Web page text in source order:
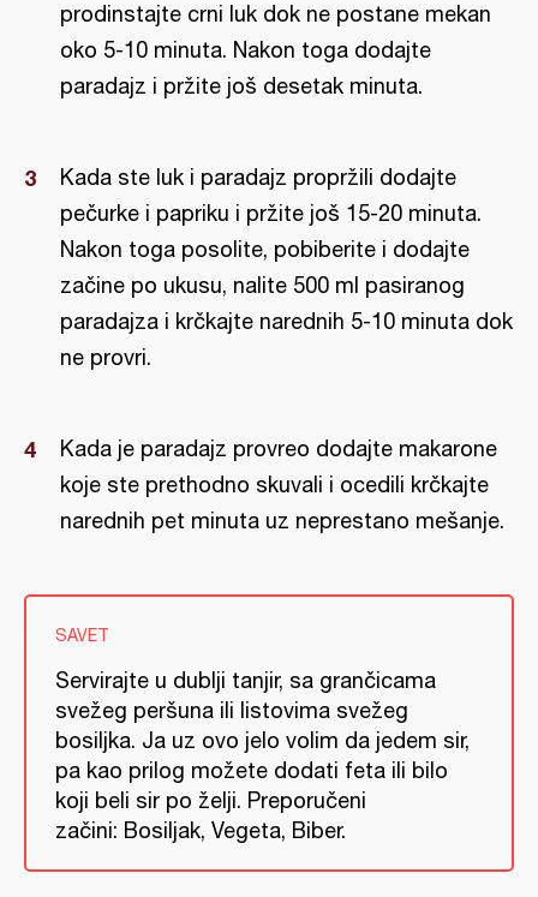
prodinstajte crni luk dok ne postane mekan
oko 5-10 minuta. Nakon toga dodajte
paradajz i pržite još desetak minuta.
Kada ste luk i paradajz propržili dodajte
pečurke i papriku i pržite još 15-20 minuta.
Nakon toga posolite, pobiberite i dodajte
začine po ukusu, nalite 500 ml pasiranog
paradajza i krčkajte narednih 5-10 minuta dok
ne provri.
Kada je paradajz provreo dodajte makarone
koje ste prethodno skuvali i ocedili krčkajte
narednih pet minuta uz neprestano mešanje.
SAVET
Servirajte u dublji tanjir, sa grančicama
svežeg peršuna ili listovima svežeg
bosiljka. Ja uz ovo jelo volim da jedem sir,
pa kao prilog možete dodati feta ili bilo
koji beli sir po želji. Preporučeni
začini: Bosiljak, Vegeta, Biber.